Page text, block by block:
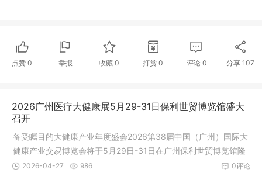
点赞 0 举报 收藏0 打赏 0 评论 0 分享 107
2026广州医疗大健康展5月29-31日保利世贸博览馆盛大
召开
备受瞩目的大健康产业年度盛会2026第38届中国（广州）国际大
健康产业交易博览会将于5月29日-31日在广州保利世贸博览馆隆
重召开。本次健博会共设：“医疗器械暨医院建设展”“食药同源与
0评论
2026-04-27 986